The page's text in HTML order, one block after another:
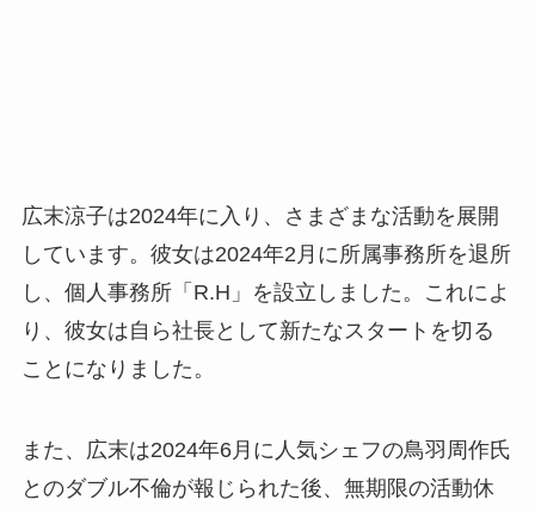
広末涼子は2024年に入り、さまざまな活動を展開
しています。彼女は2024年2月に所属事務所を退所
し、個人事務所「R.H」を設立しました。これによ
り、彼女は自ら社長として新たなスタートを切る
ことになりました。
また、広末は2024年6月に人気シェフの鳥羽周作氏
とのダブル不倫が報じられた後、無期限の活動休